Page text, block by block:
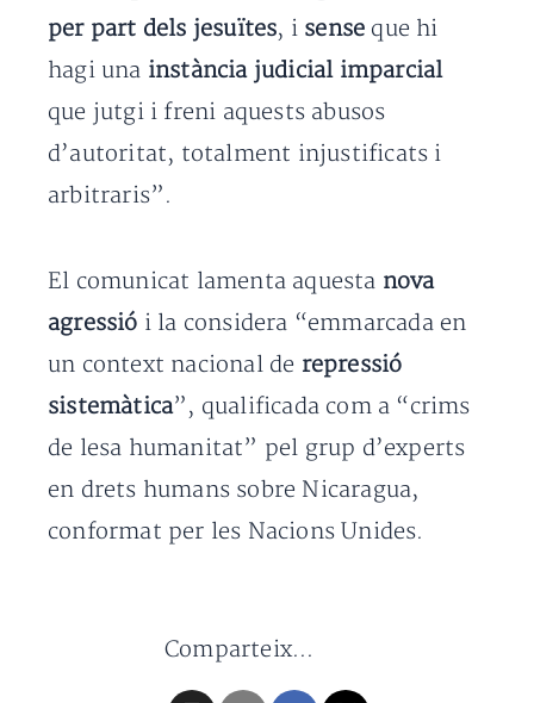
per part dels jesuïtes, i sense que hi
hagi una instància judicial imparcial
que jutgi i freni aquests abusos
d’autoritat, totalment injustificats i
arbitraris”.
El comunicat lamenta aquesta nova
agressió i la considera “emmarcada en
un context nacional de repressió
sistemàtica”, qualificada com a “crims
de lesa humanitat” pel grup d’experts
en drets humans sobre Nicaragua,
conformat per les Nacions Unides.
Comparteix...